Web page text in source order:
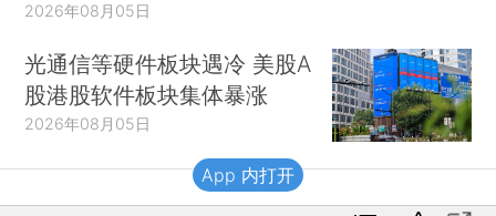
2026年08月05日
光通信等硬件板块遇冷 美股A
股港股软件板块集体暴涨
2026年08月05日
App 内打开